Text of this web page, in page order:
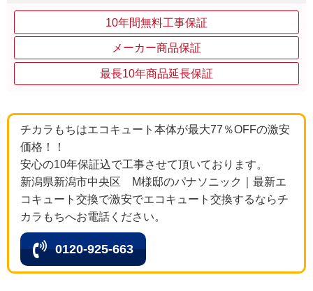
10年間無料工事保証
メーカー商品保証
最長10年商品延長保証
チカラもちはエコキュート本体が最大77％OFFの激安
価格！！
安心の10年保証込で工事させて頂いております。
新潟県新潟市中央区 M様邸のパナソニック｜最新エ
コキュート交換で激安でエコキュート交換するならチ
カラもちへお電話ください。
0120-925-663